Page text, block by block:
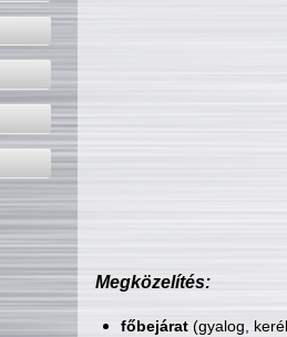
Megközelítés:
főbejárat(gyalog,